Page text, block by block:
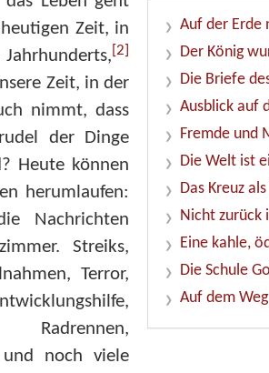
Auf der Erde
Der König
Die Briefe
Ausblick auf
Fremde und
Die Welt ist
Das Kreuz
Nicht zurück
Eine kahle,
Die Schule
Auf dem
Zeit, in
[2]
Zeit, in der
nimmt, dass
der Dinge
Heute können
herumlaufen:
Nachrichten
Streiks,
Terror,
und noch viele